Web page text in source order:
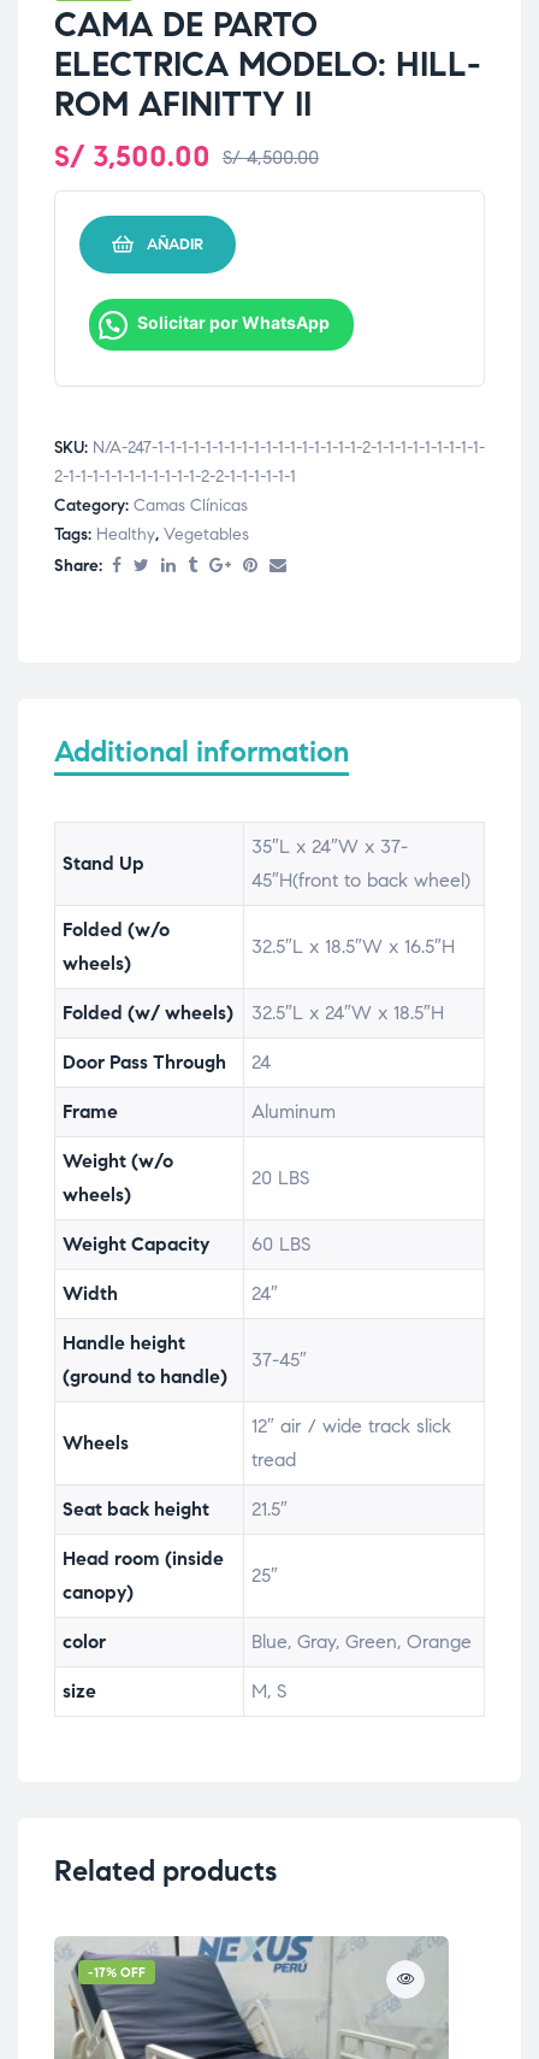
CAMA DE PARTO
ELECTRICA MODELO: HILL-
ROM AFINITTY II
S/4,500.00
S/ 3,500.00
AÑADIR
Solicitar por WhatsApp
SKU: N/A-247-1-1-1-1-1-1-1-1-1-1-1-1-1-1-1-1-1-2-1-1-1-1-1-1-1-1-1-
2-1-1-1-1-1-1-1-1-1-1-1-2-2-1-1-1-1-1-1
Category: Camas Clínicas
Tags: Healthy, Vegetables
Share:
Additional information
Stand Up
35″L x 24″W x 37-
45″H(front to back wheel)
Folded (w/o
wheels)
32.5″L x 18.5″W x 16.5″H
Folded (w/ wheels) 32.5″L x 24″W x 18.5″H
Door Pass Through 24
Frame Aluminum
Weight (w/o
wheels)
20 LBS
Weight Capacity 60 LBS
Width 24″
Handle height
(ground to handle)
37-45″
Wheels
12″ air / wide track slick
tread
Seat back height 21.5″
Head room (inside
canopy)
25″
color Blue, Gray, Green, Orange
size M, S
Related products
-17% OFF